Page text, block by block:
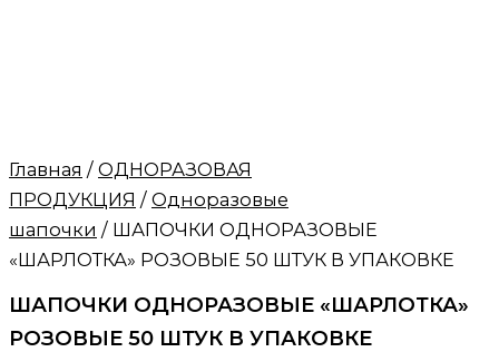
Главная / ОДНОРАЗОВАЯ
ПРОДУКЦИЯ / Одноразовые
шапочки / ШАПОЧКИ ОДНОРАЗОВЫЕ
«ШАРЛОТКА» РОЗОВЫЕ 50 ШТУК В УПАКОВКЕ
ШАПОЧКИ ОДНОРАЗОВЫЕ «ШАРЛОТКА»
РОЗОВЫЕ 50 ШТУК В УПАКОВКЕ